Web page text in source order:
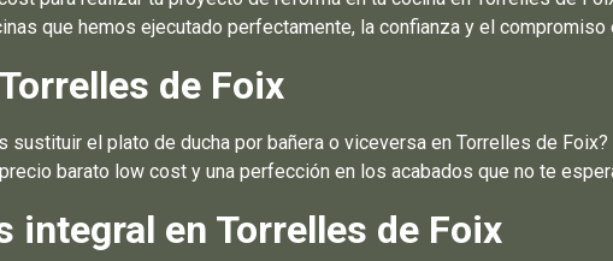
que hemos ejecutado perfectamente, la confianza y el compromiso
de Foix
sustituir el plato de ducha por bañera o viceversa en Torrelles de
barato low cost y una perfección en los acabados que no te
integral en Torrelles de Foix